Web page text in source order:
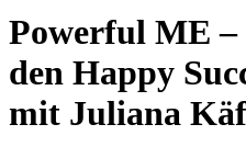
Powerful ME –
den Happy
mit Juliana